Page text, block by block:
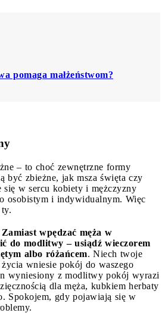
pomaga małżeństwom?
– to choć zewnętrzne formy
być zbieżne, jak msza święta czy
w sercu kobiety i mężczyzny
osobistym i indywidualnym. Więc
Zamiast wpędzać męża w
do modlitwy – usiądź wieczorem
albo różańcem. Niech twoje
wniesie pokój do waszego
wyniesiony z modlitwy pokój wyrazi
dla męża, kubkiem herbaty
Spokojem, gdy pojawiają się w